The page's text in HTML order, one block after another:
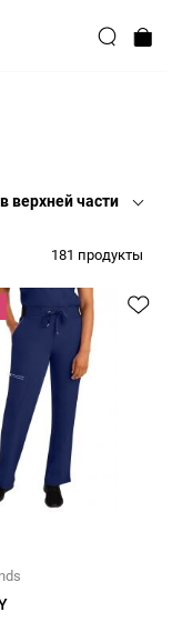
верхней части
181 продукты